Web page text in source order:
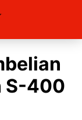
S-400